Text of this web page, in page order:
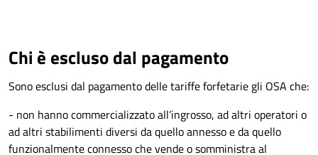
Chi è escluso dal pagamento
Sono esclusi dal pagamento delle tariffe forfetarie gli OSA che:
- non hanno commercializzato all’ingrosso, ad altri operatori o
ad altri stabilimenti diversi da quello annesso e da quello
funzionalmente connesso che vende o somministra al